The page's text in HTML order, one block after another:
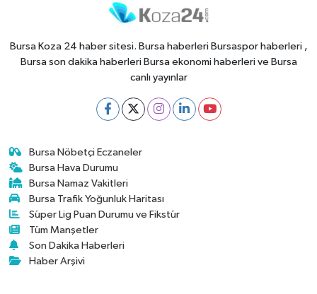
Bursa Koza 24 haber sitesi. Bursa haberleri Bursaspor haberleri ,
Bursa son dakika haberleri Bursa ekonomi haberleri ve Bursa
canlı yayınlar
Bursa Nöbetçi Eczaneler
Bursa Hava Durumu
Bursa Namaz Vakitleri
Bursa Trafik Yoğunluk Haritası
Süper Lig Puan Durumu ve Fikstür
Tüm Manşetler
Son Dakika Haberleri
Haber Arşivi